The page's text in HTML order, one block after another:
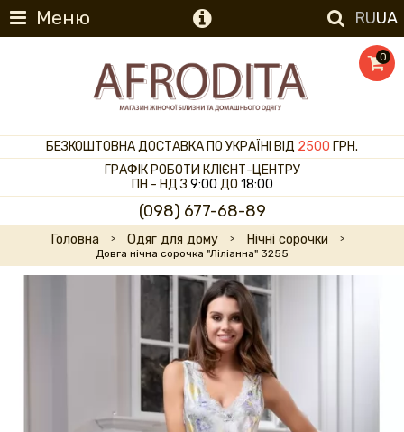
Меню RUUA
0
БЕЗКОШТОВНА ДОСТАВКА ПО УКРАЇНІ ВІД 2500 ГРН.
ГРАФІК РОБОТИ КЛІЄНТ-ЦЕНТРУ
ПН - НД З 9:00 ДО 18:00
(098) 677-68-89
Головна Одяг для дому Нічні сорочки
Довга нічна сорочка "Ліліанна" 3255